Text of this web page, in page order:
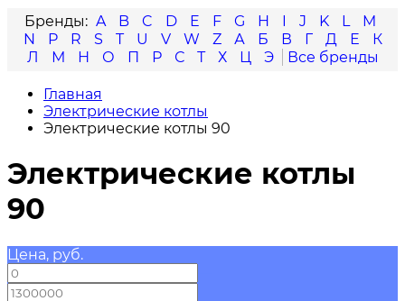
A
B C D E F G H I J K L
M
N
P R S T U V W Z А Б В Г Д Е
К
Л
М Н О П Р С Т Х Ц Э
Главная
Электрические котлы
Электрические котлы 90
Электрические котлы
90
Цена, руб.